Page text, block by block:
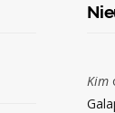
Kim